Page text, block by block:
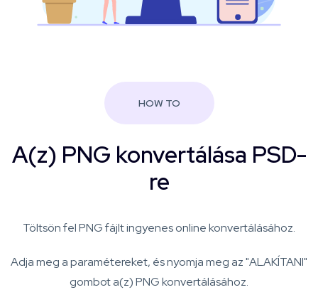
HOW TO
A(z) PNG konvertálása PSD-
re
Töltsön fel PNG fájlt ingyenes online konvertálásához.
Adja meg a paramétereket, és nyomja meg az "ALAKÍTANI"
gombot a(z) PNG konvertálásához.